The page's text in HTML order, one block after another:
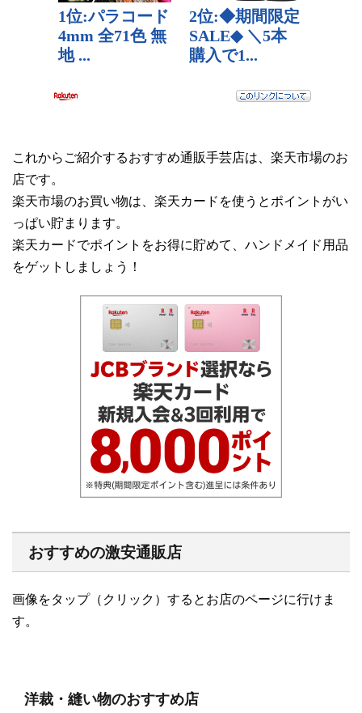
これからご紹介するおすすめ通販手芸店は、楽天市場のお
店です。
楽天市場のお買い物は、楽天カードを使うとポイントがい
っぱい貯まります。
楽天カードでポイントをお得に貯めて、ハンドメイド用品
をゲットしましょう！
おすすめの激安通販店
画像をタップ（クリック）するとお店のページに行けま
す。
洋裁・縫い物のおすすめ店